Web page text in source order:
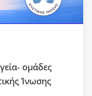
ομάδες
Ίνωσης